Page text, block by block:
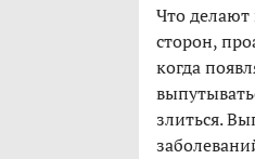
Что делают
сторон,
когда
злиться.